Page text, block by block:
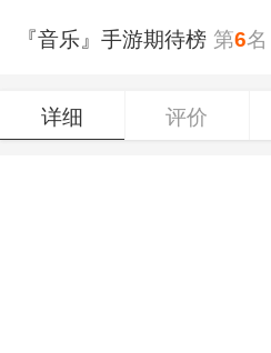
『音乐』手游期待榜 第6名
详细 评价